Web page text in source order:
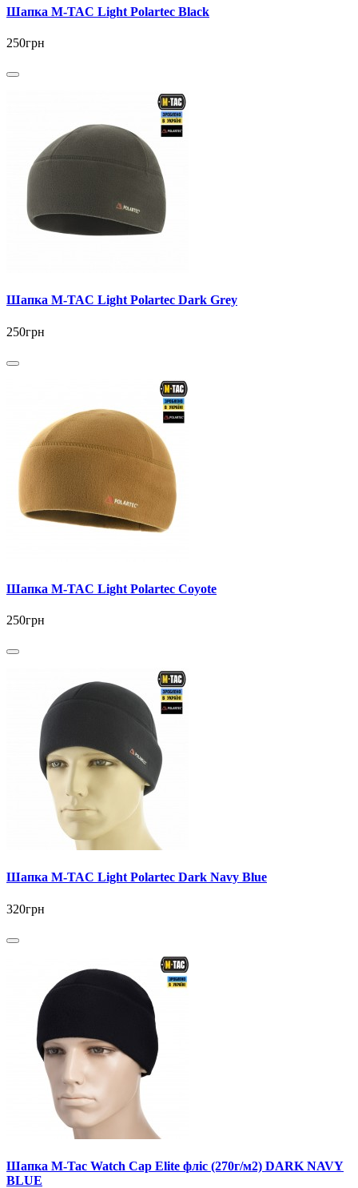
Шапка M-TAC Light Polartec Black
250грн
Шапка M-TAC Light Polartec Dark Grey
250грн
Шапка M-TAC Light Polartec Coyote
250грн
Шапка M-TAC Light Polartec Dark Navy Blue
320грн
Шапка M-Tac Watch Cap Elite фліс (270г/м2) DARK NAVY
BLUE